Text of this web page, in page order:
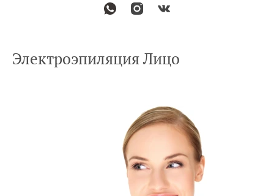
Электроэпиляция Лицо